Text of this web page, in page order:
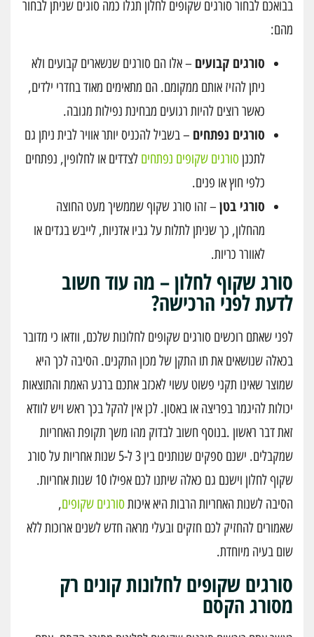
בבואכם לבחור סורגים שקופים לחלון תגלו כמה סוגים שניתן לבחור
מהם:
סורגים קבועים – אלו הם סורגים שנשארים קבועים ולא
ניתן להזיז אותם ממקומם. הם מתאימים מאוד בחדרי ילדים,
כאשר רוצים להיות רגועים מבחינת נפילות מגובה.
סורגים נפתחים – בשביל להכניס יותר אוויר לבית ניתן גם
לתכנן סורגים שקופים נפתחים לצדדים או לחלופין, נפתחים
כלפי חוץ או פנים.
סורגי בטן – זהו סורג שקוף שממשיך מעט החוצה
מהחלון, כך שניתן לתלות על גביו אדניות, לייבש בגדים או
לאוורר כריות.
סורג שקוף לחלון – מה עוד חשוב
לדעת לפני הרכישה?
לפני שאתם רוכשים סורגים שקופים לחלונות שלכם, וודאו כי מדובר
בכאלה שנושאים את תו התקן של מכון התקנים. הסיבה לכך היא
שמוצר שאינו תקני פשוט עשוי לאכזב אתכם ברגע האמת והתוצאות
יכולות להיגמר בפריצה או באסון. לכן אין להקל בכך ראש ויש לוודא
זאת דבר ראשון .בנוסף חשוב לבדוק מהו משך תקופת האחריות
שמקבלים. ישנם ספקים שנותנים בין 3 ל-5 שנות אחריות על סורג
שקוף לחלון וישנם גם כאלה שיתנו לכם אפילו 10 שנות אחריות.
הסיבה לשנות האחריות הרבות היא איכותסורגים שקופים,
שאמורים להחזיק לכם חזקים ובעלי מראה חדש לשנים ארוכות ללא
שום בעיה מיוחדת.
סורגים שקופים לחלונות קונים רק
מסורג הקסם